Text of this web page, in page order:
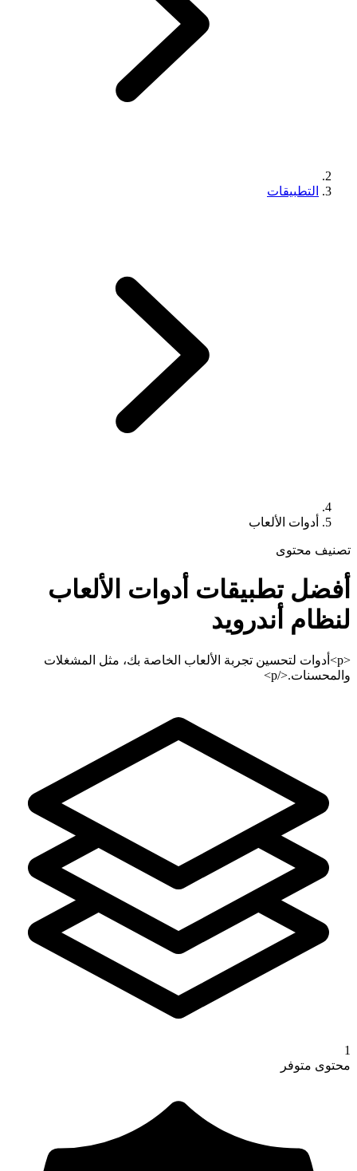
التطبيقات
أدوات الألعاب
تصنيف محتوى
أفضل تطبيقات أدوات الألعاب
لنظام أندرويد
<p>أدوات لتحسين تجربة الألعاب الخاصة بك، مثل المشغلات
والمحسنات.</p>
1
محتوى متوفر